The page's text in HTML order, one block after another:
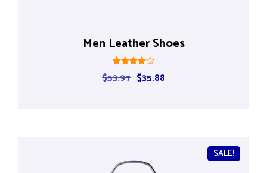
Men Leather Shoes
Rated
4.00
$53.97 $35.88
SALE!